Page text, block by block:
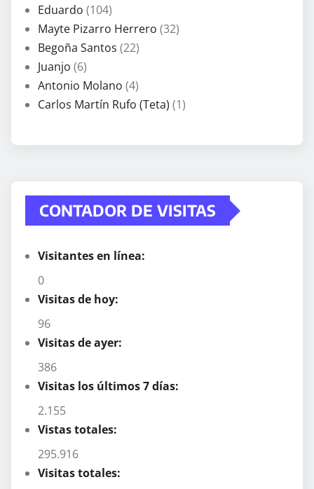
Eduardo (104)
Mayte Pizarro Herrero (32)
Begoña Santos (22)
Juanjo (6)
Antonio Molano (4)
Carlos Martín Rufo (Teta) (1)
CONTADOR DE VISITAS
Visitantes en línea:
0
Visitas de hoy:
96
Visitas de ayer:
386
Visitas los últimos 7 días:
2.155
Vistas totales:
295.916
Visitas totales: